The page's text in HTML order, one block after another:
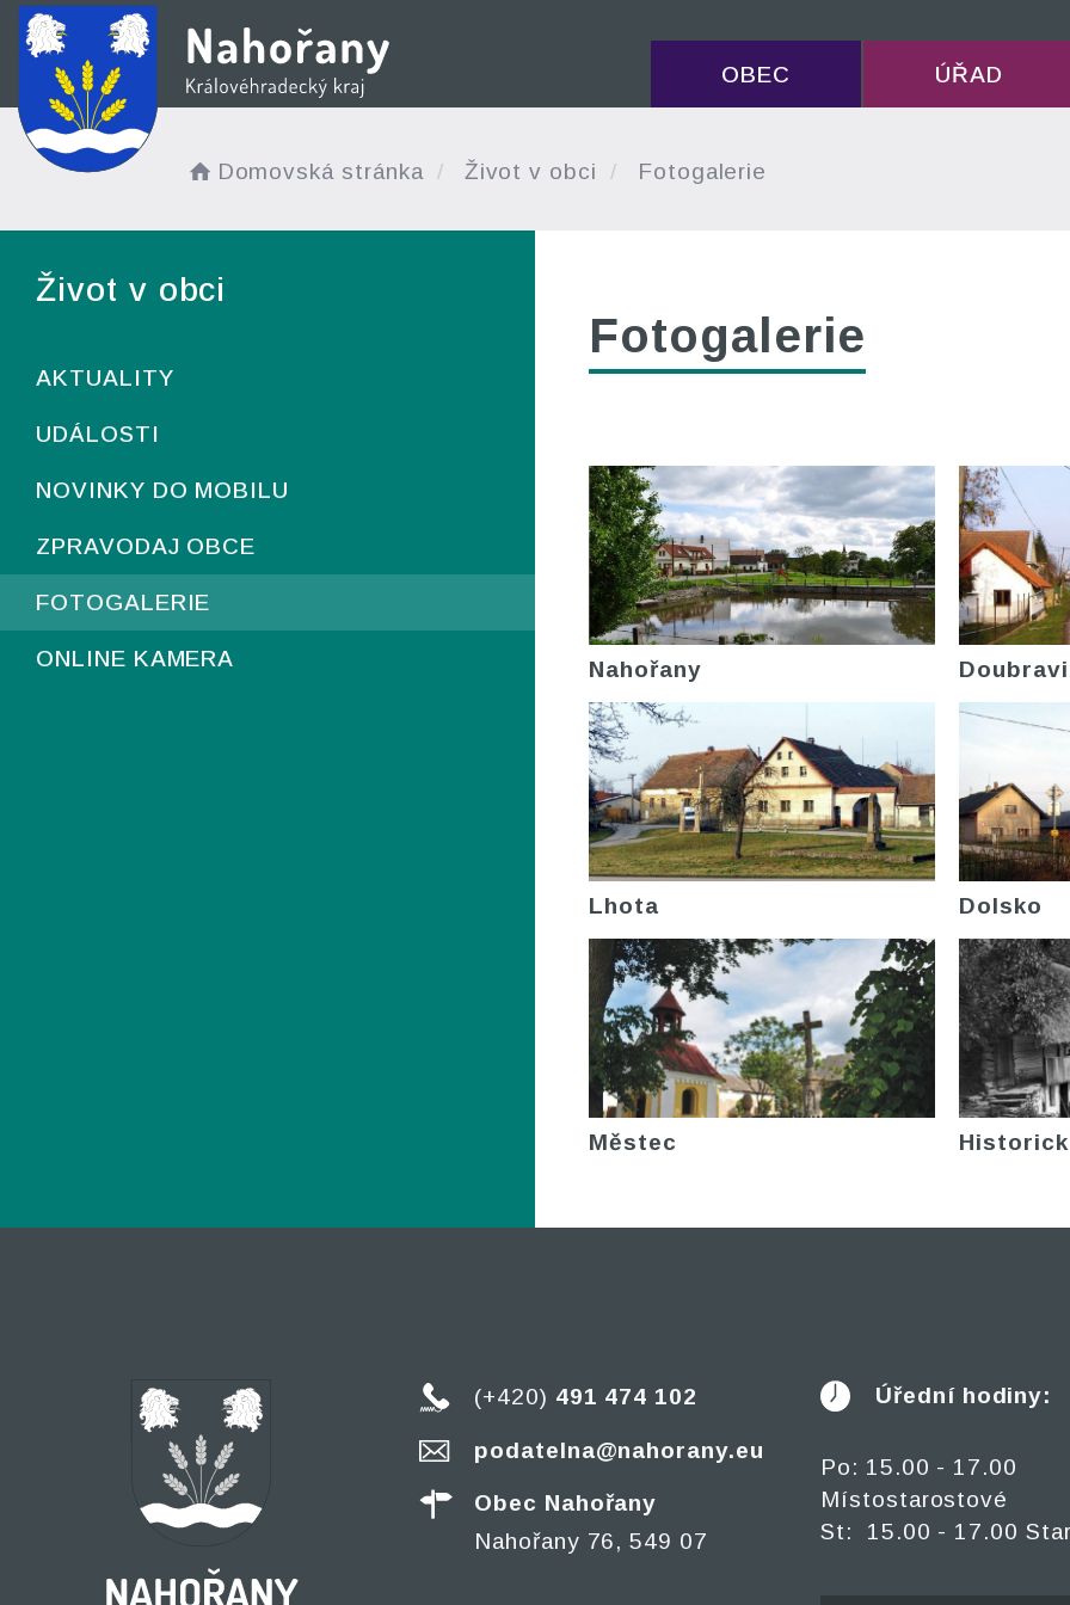
OBEC ÚŘAD
Domovská stránka Život v obci Fotogalerie
Život v obci
AKTUALITY
UDÁLOSTI
NOVINKY DO MOBILU
ZPRAVODAJ OBCE
FOTOGALERIE
ONLINE KAMERA
Fotogalerie
Nahořany
Lhota Dolsko
Městec
(+420) 491 474 102
podatelna@nahorany.eu
Obec Nahořany
Nahořany 76, 549 07
Úřední hodiny:
Po: 15.00 - 17.00
Místostarostové
St: 15.00 - 17.00